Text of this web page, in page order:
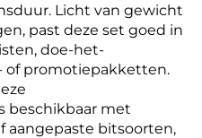
Licht van gewicht
past deze set goed in
doe-het-
of promotiepakketten.
beschikbaar met
aangepaste bitsoorten,